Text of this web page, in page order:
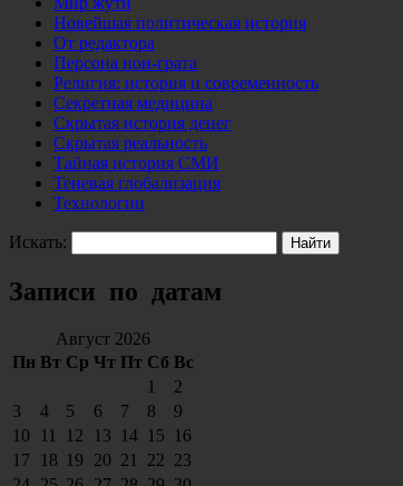
Новейшая политическая история
От редактора
Персона нон-грата
Религия: история и современность
Секретная медицина
Скрытая история денег
Скрытая реальность
Тайная история СМИ
Теневая глобализация
Технологии
Искать:
Записи по датам
Август 2026
Пн Вт Ср Чт Пт Сб Вс
1
2
3
4 5 6 7 8
9
10
11 12 13 14 15
16
17
18 19 20 21 22 23